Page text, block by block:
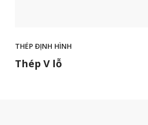
THÉP ĐỊNH HÌNH
Thép V lỗ